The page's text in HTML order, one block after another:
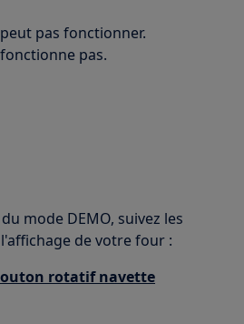
pas fonctionner.
pas.
mode DEMO, suivez les
de votre four :
rotatif navette